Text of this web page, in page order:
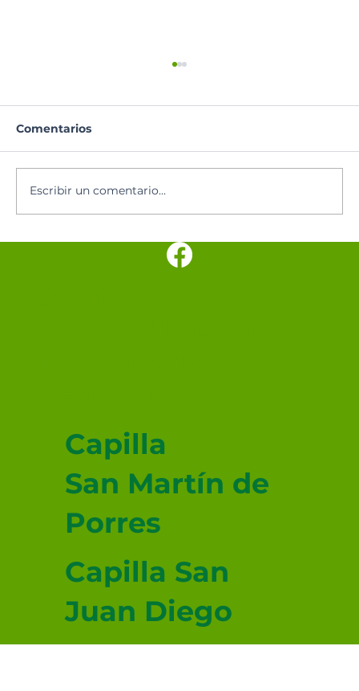
Pentecostés: Novena al Espíritu
Comentarios
Escribir un comentario...
Capilla
San Martín de
Porres
Capilla San
Juan Diego